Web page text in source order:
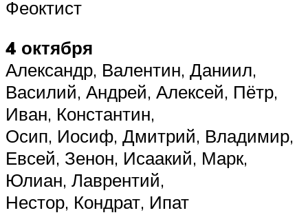
Феоктист
4 октября
Александр, Валентин, Даниил,
Василий, Андрей, Алексей, Пётр,
Иван, Константин,
Осип, Иосиф, Дмитрий, Владимир,
Евсей, Зенон, Исаакий, Марк,
Юлиан, Лаврентий,
Нестор, Кондрат, Ипат